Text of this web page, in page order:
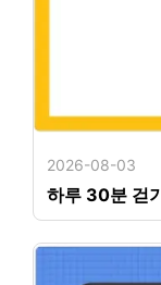
2026-08-03
하루 30분 걷